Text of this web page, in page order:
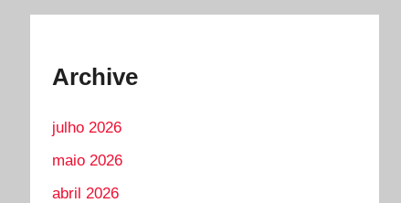
Archive
julho 2026
maio 2026
abril 2026